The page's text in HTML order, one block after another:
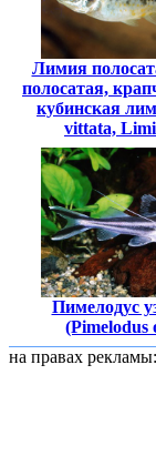
Лимия
полосатая,
кубинская
vittata,
Пимелодус
(Pimelodus
на правах рекламы: